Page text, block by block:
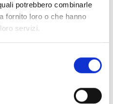
potrebbero combinarle
fornito loro o che hanno
servizi.
segnalibri.